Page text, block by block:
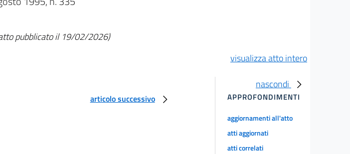
pubblicato il 19/02/2026)
visualizza atto intero
articolo successivo
nascondi
APPROFONDIMENTI
aggiornamenti all'atto
atti aggiornati
atti correlati